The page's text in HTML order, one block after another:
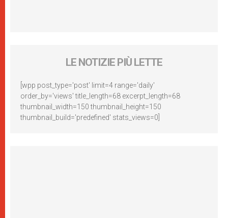
LE NOTIZIE PIÙ LETTE
[wpp post_type='post' limit=4 range='daily'
order_by='views' title_length=68 excerpt_length=68
thumbnail_width=150 thumbnail_height=150
thumbnail_build='predefined' stats_views=0]